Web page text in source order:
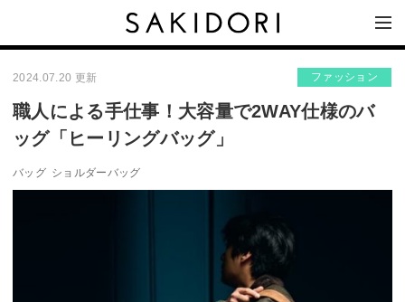
2024.07.20 更新 ファッション
職人による手仕事！大容量で2WAY仕様のバ
ッグ「ヒーリングバッグ」
バッグ ショルダーバッグ